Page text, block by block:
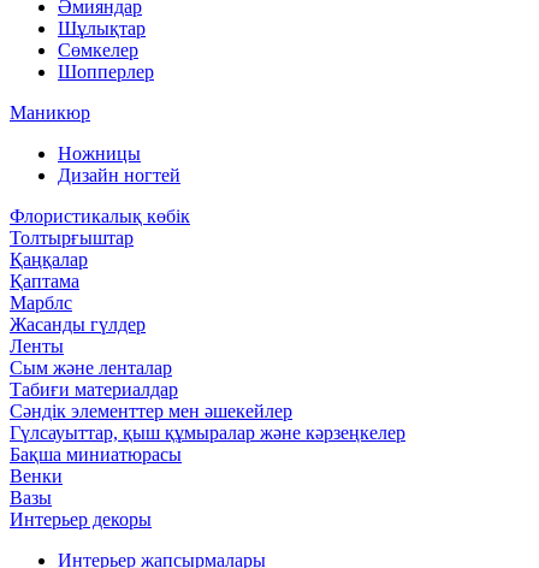
Әмияндар
Шұлықтар
Сөмкелер
Шопперлер
Маникюр
Ножницы
Дизайн ногтей
Флористикалық көбік
Толтырғыштар
Қаңқалар
Қаптама
Марблс
Жасанды гүлдер
Ленты
Сым және ленталар
Табиғи материалдар
Сәндік элементтер мен әшекейлер
Гүлсауыттар, қыш құмыралар және кәрзеңкелер
Бақша миниатюрасы
Венки
Вазы
Интерьер декоры
Интерьер жапсырмалары